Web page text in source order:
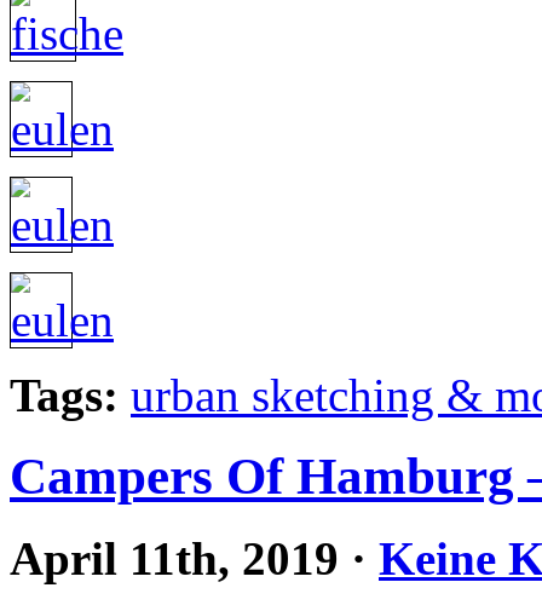
Tags: urban sketching &
Campers Of Hamburg
April 11th, 2019 · Keine